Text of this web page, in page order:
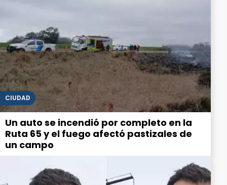
CIUDAD
Un auto se incendió por completo en la
Ruta 65 y el fuego afectó pastizales de
un campo